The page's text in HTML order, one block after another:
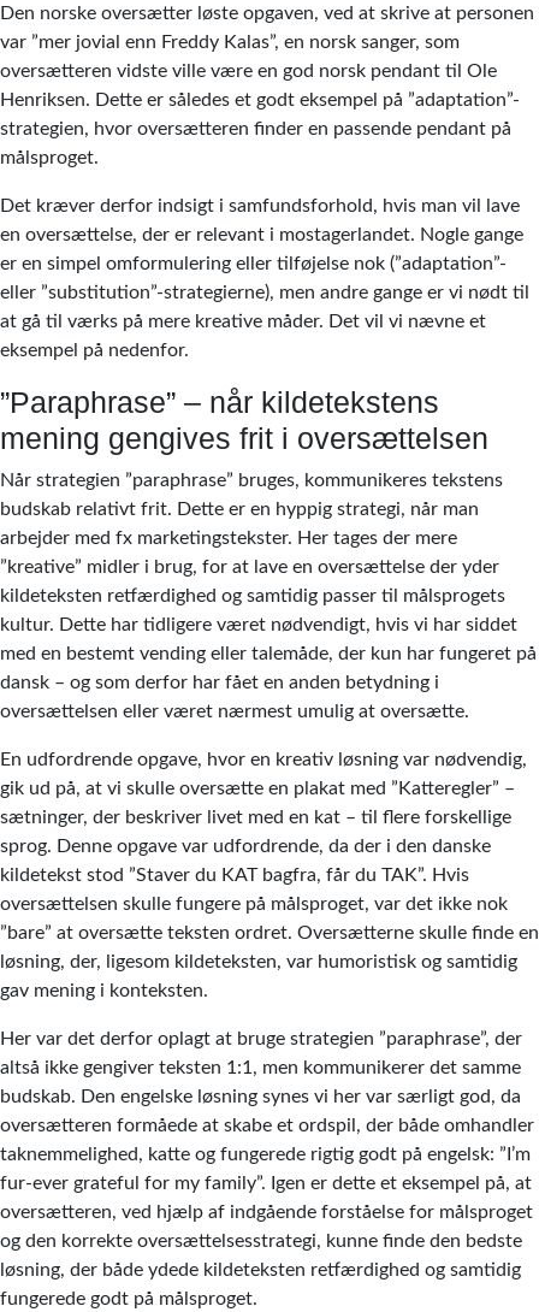
Den norske oversætter løste opgaven, ved at skrive at personen
var ”mer jovial enn Freddy Kalas”, en norsk sanger, som
oversætteren vidste ville være en god norsk pendant til Ole
Henriksen. Dette er således et godt eksempel på ”adaptation”-
strategien, hvor oversætteren finder en passende pendant på
målsproget.
Det kræver derfor indsigt i samfundsforhold, hvis man vil lave
en oversættelse, der er relevant i mostagerlandet. Nogle gange
er en simpel omformulering eller tilføjelse nok (”adaptation”-
eller ”substitution”-strategierne), men andre gange er vi nødt til
at gå til værks på mere kreative måder. Det vil vi nævne et
eksempel på nedenfor.
”Paraphrase” – når kildetekstens
mening gengives frit i oversættelsen
Når strategien ”paraphrase” bruges, kommunikeres tekstens
budskab relativt frit. Dette er en hyppig strategi, når man
arbejder med fx marketingstekster. Her tages der mere
”kreative” midler i brug, for at lave en oversættelse der yder
kildeteksten retfærdighed og samtidig passer til målsprogets
kultur. Dette har tidligere været nødvendigt, hvis vi har siddet
med en bestemt vending eller talemåde, der kun har fungeret på
dansk – og som derfor har fået en anden betydning i
oversættelsen eller været nærmest umulig at oversætte.
En udfordrende opgave, hvor en kreativ løsning var nødvendig,
gik ud på, at vi skulle oversætte en plakat med ”Katteregler” –
sætninger, der beskriver livet med en kat – til flere forskellige
sprog. Denne opgave var udfordrende, da der i den danske
kildetekst stod ”Staver du KAT bagfra, får du TAK”. Hvis
oversættelsen skulle fungere på målsproget, var det ikke nok
”bare” at oversætte teksten ordret. Oversætterne skulle finde en
løsning, der, ligesom kildeteksten, var humoristisk og samtidig
gav mening i konteksten.
Her var det derfor oplagt at bruge strategien ”paraphrase”, der
altså ikke gengiver teksten 1:1, men kommunikerer det samme
budskab. Den engelske løsning synes vi her var særligt god, da
oversætteren formåede at skabe et ordspil, der både omhandler
taknemmelighed, katte og fungerede rigtig godt på engelsk: ”I’m
fur-ever grateful for my family”. Igen er dette et eksempel på, at
oversætteren, ved hjælp af indgående forståelse for målsproget
og den korrekte oversættelsesstrategi, kunne finde den bedste
løsning, der både ydede kildeteksten retfærdighed og samtidig
fungerede godt på målsproget.